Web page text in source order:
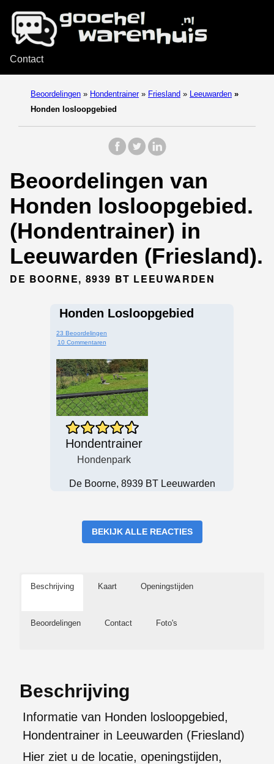
Contact
Beoordelingen » Hondentrainer » Friesland » Leeuwarden »
Honden losloopgebied
Beoordelingen van
Honden losloopgebied.
(Hondentrainer) in
Leeuwarden (Friesland).
DE BOORNE, 8939 BT LEEUWARDEN
Honden Losloopgebied
23 Beoordelingen
10 Commentaren
Hondentrainer
Hondenpark
De Boorne, 8939 BT Leeuwarden
BEKIJK ALLE REACTIES
Beschrijving Kaart Openingstijden
Beoordelingen Contact Foto's
Beschrijving
Informatie van Honden losloopgebied,
Hondentrainer in Leeuwarden (Friesland)
Hier ziet u de locatie, openingstijden,